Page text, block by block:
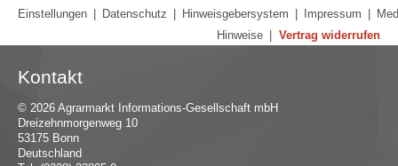
Einstellungen | Datenschutz | Hinweisgebersystem | Impressum |
Hinweise | Vertrag widerrufen
Kontakt
© 2026 Agrarmarkt Informations-Gesellschaft mbH
Dreizehnmorgenweg 10
53175 Bonn
Deutschland